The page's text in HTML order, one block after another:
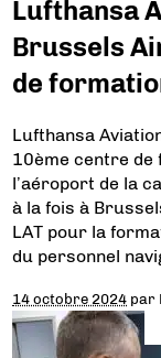
Lufthansa
Brussels
de
Lufthansa
10ème centre de
l’aéroport de la
à la fois à
LAT pour la
du personnel
14 octobre 2024 par